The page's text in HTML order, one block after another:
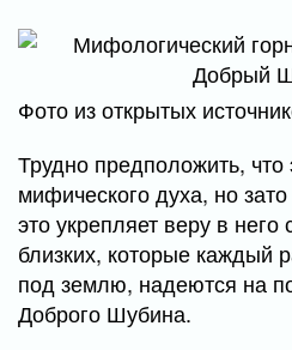
Фото из открытых
Трудно предположить,
мифического духа, но
это укрепляет веру в
близких, которые каждый
под землю, надеются на
Доброго Шубина.